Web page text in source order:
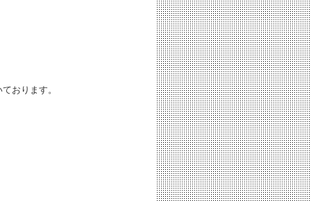
おります。